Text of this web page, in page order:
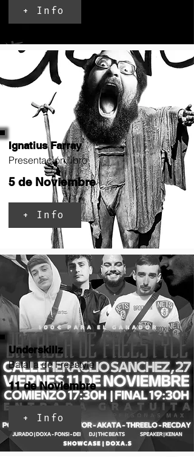
+ Info
Ignatius Farray
Presentación libro
5 de Noviembre
+ Info
Underskillz
Batalla de Freestyle
11 de Noviembre
+ Info